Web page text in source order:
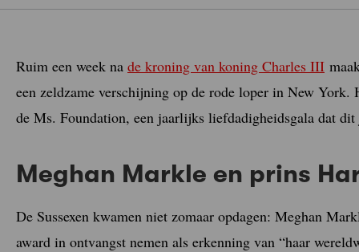
Ruim een week na de kroning van koning Charles III
een zeldzame verschijning op de rode loper in New
de Ms. Foundation, een jaarlijks liefdadigheidsgala dat
Meghan Markle en prins
De Sussexen kwamen niet zomaar opdagen: Meghan
award in ontvangst nemen als erkenning van “haar